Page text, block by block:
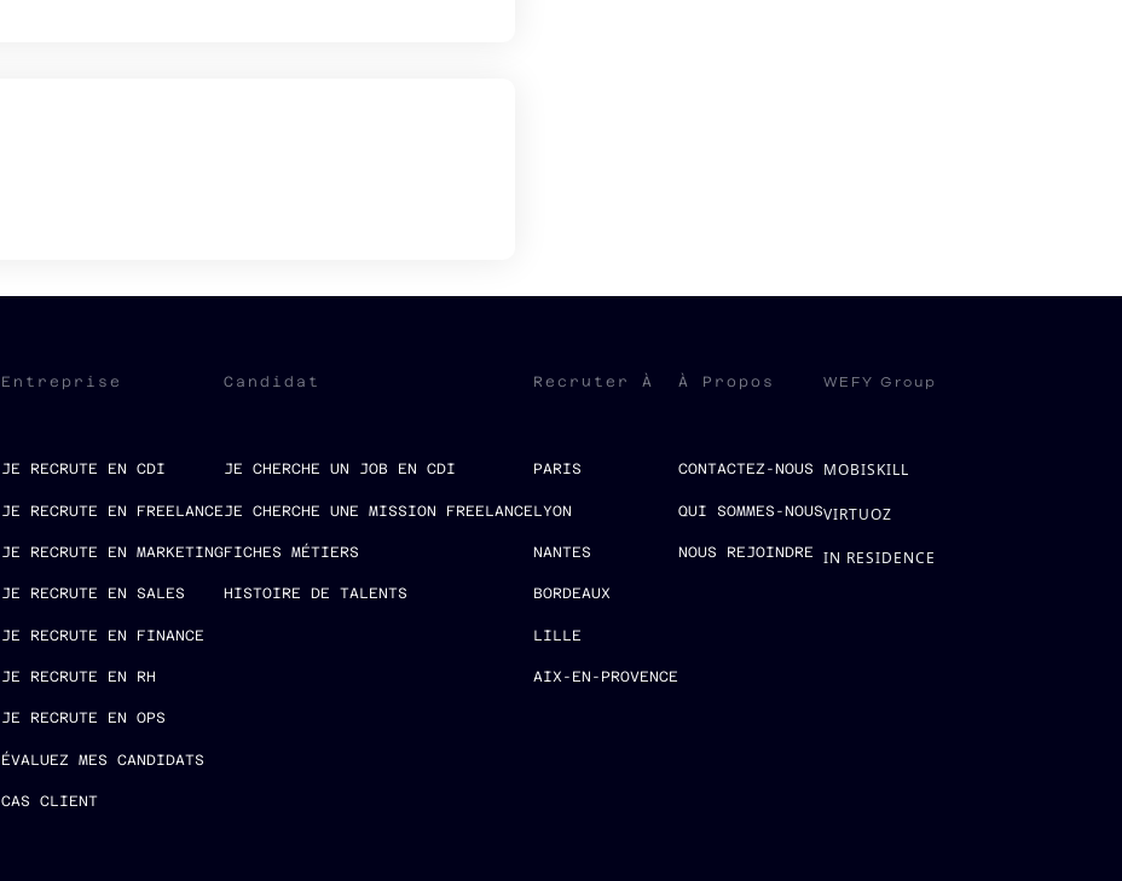
Entreprise
JE RECRUTE EN CDI
JE RECRUTE EN FREELANCE
JE RECRUTE EN MARKETING
JE RECRUTE EN SALES
JE RECRUTE EN FINANCE
JE RECRUTE EN RH
JE RECRUTE EN OPS
ÉVALUEZ MES CANDIDATS
CAS CLIENT
Candidat
JE CHERCHE UN JOB EN CDI
JE CHERCHE UNE MISSION FREELANCE
FICHES MÉTIERS
HISTOIRE DE TALENTS
Recruter À
PARIS
LYON
NANTES
BORDEAUX
LILLE
AIX-EN-PROVENCE
À Propos
CONTACTEZ-NOUS
QUI SOMMES-NOUS
NOUS REJOINDRE
WEFY Group
MOBISKILL
VIRTUOZ
IN RESIDENCE